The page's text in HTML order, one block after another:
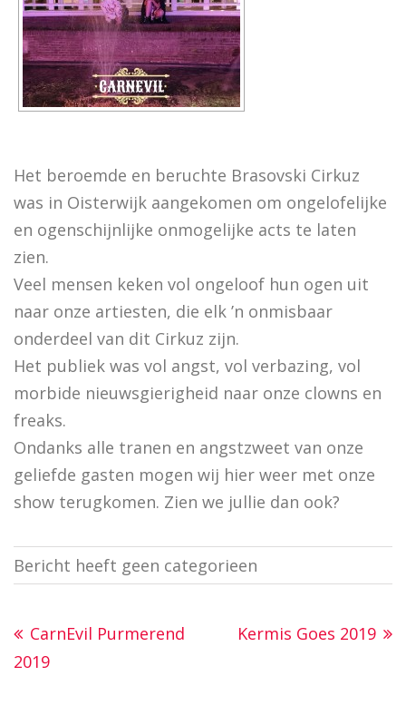
Het beroemde en beruchte Brasovski Cirkuz
was in Oisterwijk aangekomen om ongelofelijke
en ogenschijnlijke onmogelijke acts te laten
zien.
Veel mensen keken vol ongeloof hun ogen uit
naar onze artiesten, die elk ’n onmisbaar
onderdeel van dit Cirkuz zijn.
Het publiek was vol angst, vol verbazing, vol
morbide nieuwsgierigheid naar onze clowns en
freaks.
Ondanks alle tranen en angstzweet van onze
geliefde gasten mogen wij hier weer met onze
show terugkomen. Zien we jullie dan ook?
Bericht heeft geen categorieen
CarnEvil Purmerend
2019
Kermis Goes 2019